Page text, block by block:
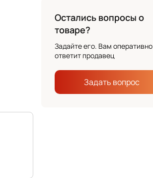
Остались вопросы о
товаре?
Задайте его. Вам оперативно
ответит продавец
Задать вопрос